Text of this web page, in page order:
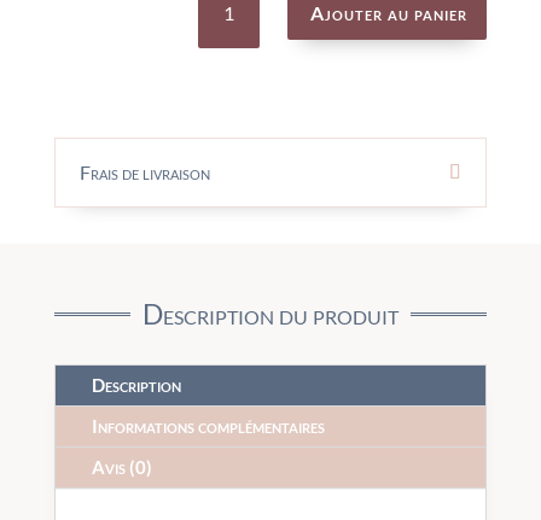
Bouillotte
Lapin
Ajouter au panier
Frais de livraison
Description du produit
Description
Informations complémentaires
Avis (0)